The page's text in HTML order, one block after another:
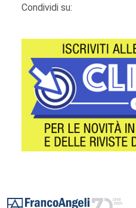
Condividi su: